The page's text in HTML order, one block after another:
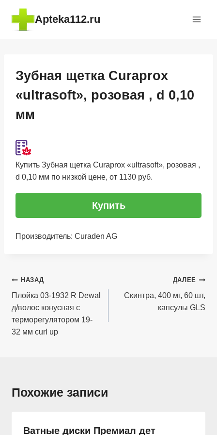
Перейти
содержимому
Apteka112.ru
Зубная щетка Curaprox
«ultrasoft», розовая , d 0,10
мм
Купить Зубная щетка Curaprox «ultrasoft», розовая ,
d 0,10 мм по низкой цене, от 1130 руб.
Купить
Производитель: Curaden AG
Навигация
по
записям
НАЗАД
Плойка 03-1932 R Dewal
д/волос конусная с
терморегулятором 19-
32 мм curl up
ДАЛЕЕ
Скинтра, 400 мг, 60 шт,
капсулы GLS
Похожие записи
Ватные диски Премиал дет